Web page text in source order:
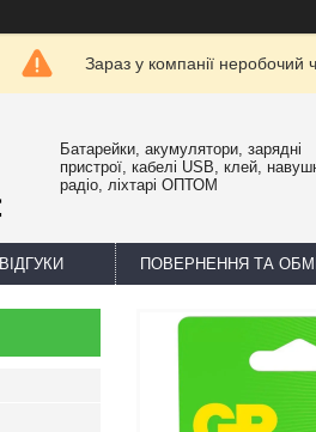
Зараз у компанії неробочий
Батарейки, акумулятори, зарядні
пристрої, кабелі USB, клей,
радіо, ліхтарі ОПТОМ
ВІДГУКИ ПОВЕРНЕННЯ ТА